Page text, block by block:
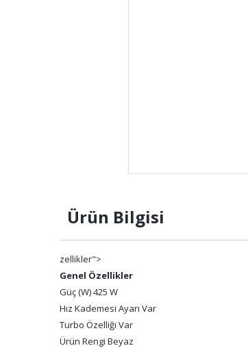
Ürün Bilgisi
zellikler">
Genel Özellikler
Güç (W) 425 W
Hız Kademesi Ayarı Var
Turbo Özelliği Var
Ürün Rengi Beyaz